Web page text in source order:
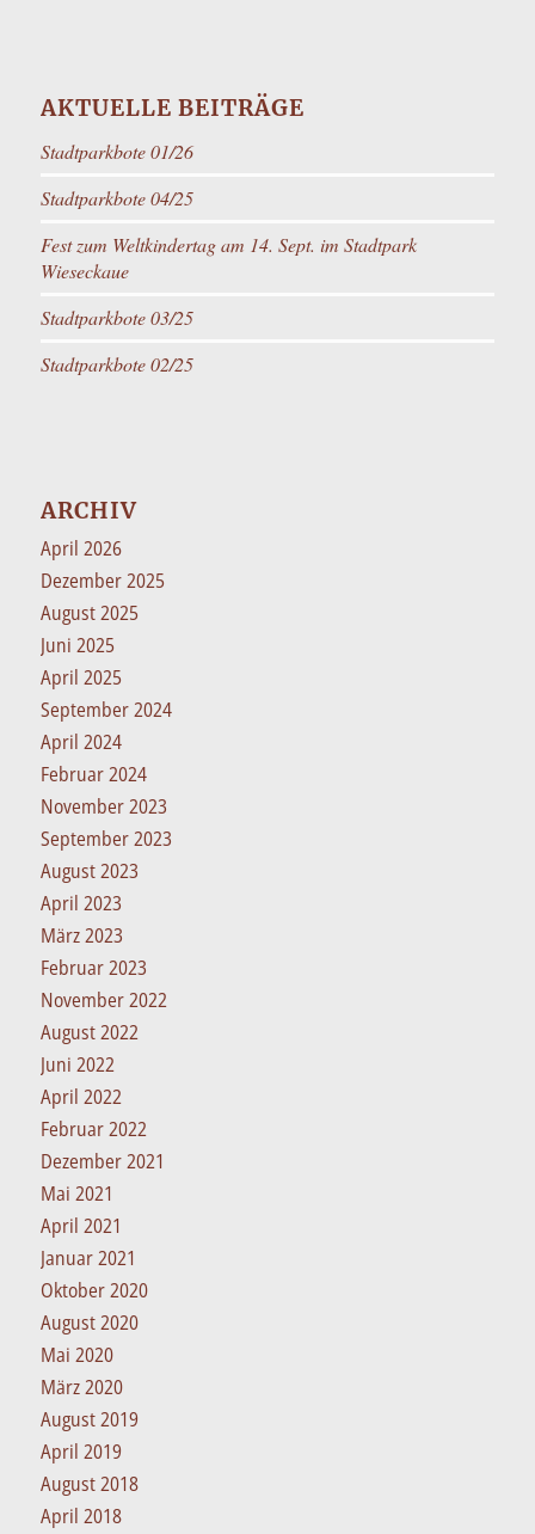
AKTUELLE BEITRÄGE
Stadtparkbote 01/26
Stadtparkbote 04/25
Fest zum Weltkindertag am 14. Sept. im Stadtpark
Wieseckaue
Stadtparkbote 03/25
Stadtparkbote 02/25
ARCHIV
April 2026
Dezember 2025
August 2025
Juni 2025
April 2025
September 2024
April 2024
Februar 2024
November 2023
September 2023
August 2023
April 2023
März 2023
Februar 2023
November 2022
August 2022
Juni 2022
April 2022
Februar 2022
Dezember 2021
Mai 2021
April 2021
Januar 2021
Oktober 2020
August 2020
Mai 2020
März 2020
August 2019
April 2019
August 2018
April 2018